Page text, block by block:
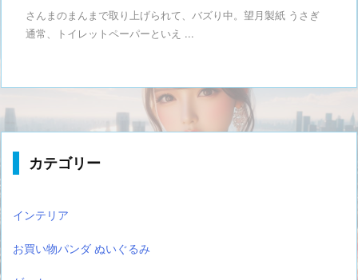
さんまのまんまで取り上げられて、バズり中。望月製紙 うさぎ
通常、トイレットペーパーといえ ...
カテゴリー
インテリア
お買い物パンダ ぬいぐるみ